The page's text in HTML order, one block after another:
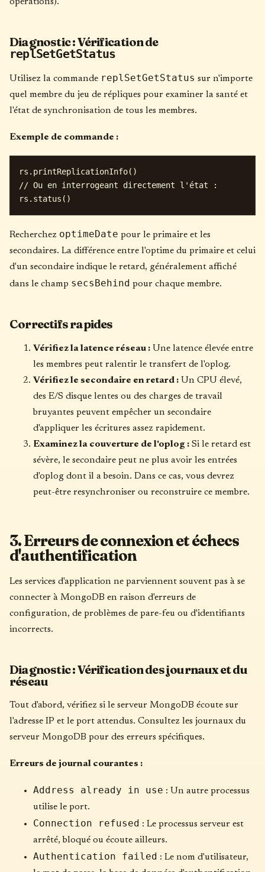
Diagnostic : Vérification de
replSetGetStatus
Utilisez la commande replSetGetStatus sur n'importe
quel membre du jeu de répliques pour examiner la santé et
l'état de synchronisation de tous les membres.
Exemple de commande :
rs.printReplicationInfo()
// Ou en interrogeant directement l'état :
Recherchez optimeDate pour le primaire et les
secondaires. La différence entre l'optime du primaire et celui
d'un secondaire indique le retard, généralement affiché
dans le champ secsBehind pour chaque membre.
Correctifs rapides
Vérifiez la latence réseau : Une latence élevée entre
les membres peut ralentir le transfert de l'oplog.
Vérifiez le secondaire en retard : Un CPU élevé,
des E/S disque lentes ou des charges de travail
bruyantes peuvent empêcher un secondaire
d'appliquer les écritures assez rapidement.
Examinez la couverture de l'oplog : Si le retard est
sévère, le secondaire peut ne plus avoir les entrées
d'oplog dont il a besoin. Dans ce cas, vous devrez
peut-être resynchroniser ou reconstruire ce membre.
3. Erreurs de connexion et échecs
d'authentification
Les services d'application ne parviennent souvent pas à se
connecter à MongoDB en raison d'erreurs de
configuration, de problèmes de pare-feu ou d'identifiants
incorrects.
Diagnostic : Vérification des journaux et du
réseau
Tout d'abord, vérifiez si le serveur MongoDB écoute sur
l'adresse IP et le port attendus. Consultez les journaux du
serveur MongoDB pour des erreurs spécifiques.
Erreurs de journal courantes :
Address already in use : Un autre processus
utilise le port.
Connection refused : Le processus serveur est
arrêté, bloqué ou écoute ailleurs.
Authentication failed : Le nom d'utilisateur,